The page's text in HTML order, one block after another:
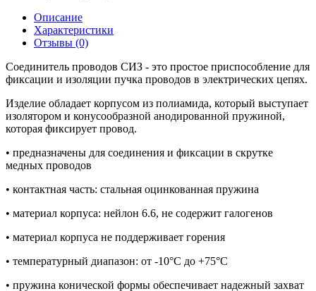
Описание
Характеристики
Отзывы (0)
Соединитель проводов СИЗ - это простое приспособление для
фиксации и изоляции пучка проводов в электрических цепях.
Изделие обладает корпусом из полиамида, который выступает
изолятором и конусообразной анодированной пружиной,
которая фиксирует провод.
• предназначены для соединения и фиксации в скрутке
медных проводов
• контактная часть: стальная оцинкованная пружина
• материал корпуса: нейлон 6.6, не содержит галогенов
• материал корпуса не поддерживает горения
• температурный диапазон: от -10°С до +75°С
• пружина конической формы обеспечивает надежный захват